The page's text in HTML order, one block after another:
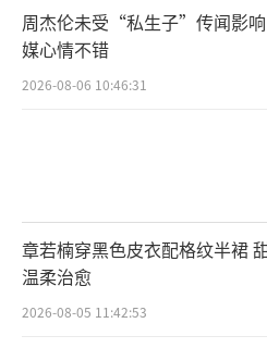
周杰伦未受“私生子”传闻影
媒心情不错
2026-08-06 10:46:31
章若楠穿黑色皮衣配格纹半裙
温柔治愈
2026-08-05 11:42:53